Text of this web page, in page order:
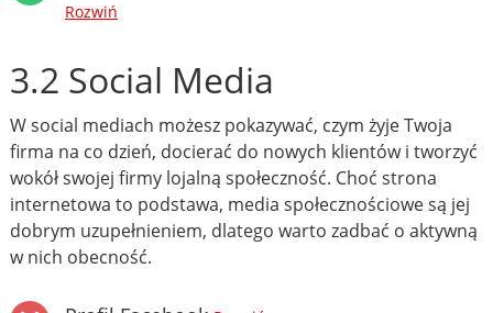
Rozwiń
3.2 Social Media
W social mediach możesz pokazywać, czym żyje Twoja
firma na co dzień, docierać do nowych klientów i tworzyć
wokół swojej firmy lojalną społeczność. Choć strona
internetowa to podstawa, media społecznościowe są jej
dobrym uzupełnieniem, dlatego warto zadbać o aktywną
w nich obecność.